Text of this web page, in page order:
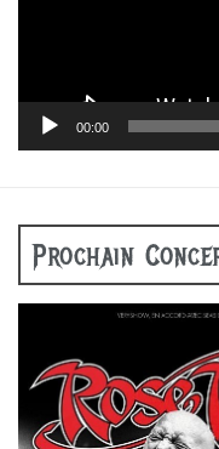
00:00
Prochain